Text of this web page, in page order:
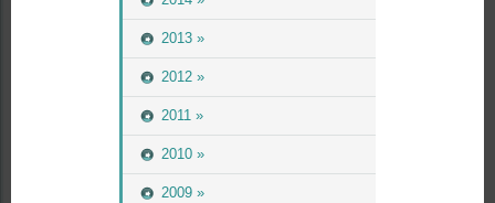
2013 »
2012 »
2011 »
2010 »
2009 »